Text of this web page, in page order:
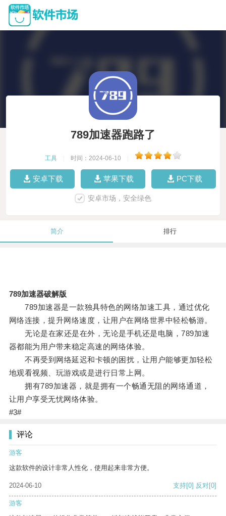
789加速器跑路了
工具 时间：2024-06-10
安卓下载 苹果下载 PC下载
安卓市场，安全绿色
简介 排行
789加速器破解版
789加速器是一款独具特色的网络加速工具，通过优化
网络连接，提升网络速度，让用户在网络世界中轻松畅游。
无论是在家还是在外，无论是手机还是电脑，789加速
器都能为用户带来稳定高速的网络体验。
不再受到网络延迟和卡顿的困扰，让用户能够更加轻松
地观看视频、玩游戏或是进行日常上网。
拥有789加速器，就是拥有一个畅通无阻的网络通道，
让用户享受无忧网络体验。
#3#
评论
游客
这款软件的设计非常人性化，使用起来非常方便。
2024-06-10 支持[0] 反对[0]
游客